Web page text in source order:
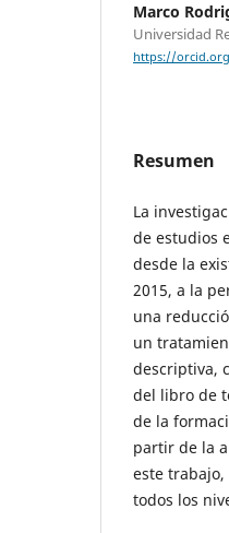
Marco
Universidad
https://
Resumen
La
de estudios
desde la
2015, a la
una
un
descriptiva,
del libro de
de la
partir de la
este
todos los